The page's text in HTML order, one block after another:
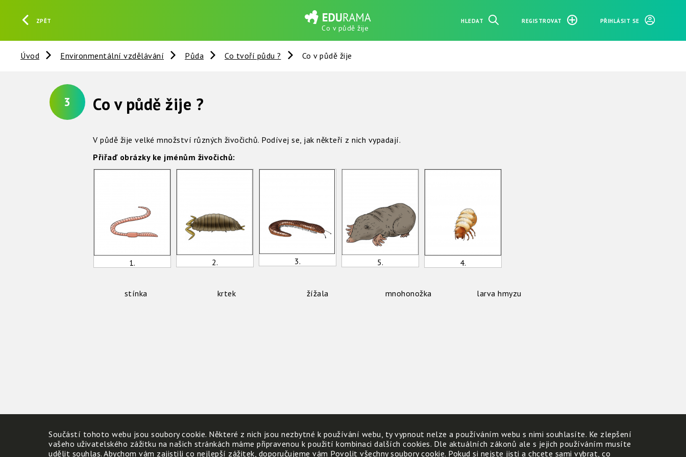
ZPĚT
Co v půdě žije
HLEDAT REGISTROVAT PŘIHLÁSIT SE
Úvod Environmentální vzdělávání Půda Co tvoří půdu ? Co v půdě žije
3 Co v půdě žije ?
V půdě žije velké množství různých živočichů. Podívej se, jak někteří z nich vypadají.
Přiřaď obrázky ke jménům živočichů:
1. 2. 3. 5. 4.
stínka krtek žížala mnohonožka larva hmyzu
Součástí tohoto webu jsou soubory cookie. Některé z nich jsou nezbytné k používání webu, ty vypnout nelze a používáním webu s nimi souhlasíte. Ke zlepšení
vašeho uživatelského zážitku na našich stránkách máme připravenou k použití kombinaci dalších cookies. Dle aktuálních zákonů ale s jejich používáním musíte
udělit souhlas. Abychom vám zajistili co nejlepší zážitek, doporučujeme vám Povolit všechny soubory cookie. Pokud si nejste jisti a chcete sami vybrat, co